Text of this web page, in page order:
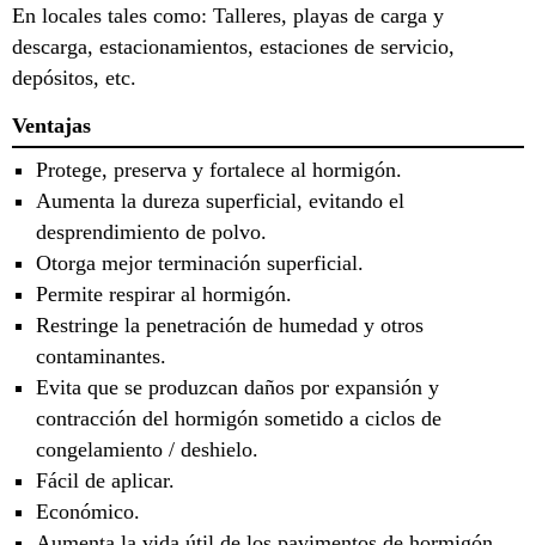
En locales tales como: Talleres, playas de carga y
descarga, estacionamientos, estaciones de servicio,
depósitos, etc.
Ventajas
Protege, preserva y fortalece al hormigón.
Aumenta la dureza superficial, evitando el
desprendimiento de polvo.
Otorga mejor terminación superficial.
Permite respirar al hormigón.
Restringe la penetración de humedad y otros
contaminantes.
Evita que se produzcan daños por expansión y
contracción del hormigón sometido a ciclos de
congelamiento / deshielo.
Fácil de aplicar.
Económico.